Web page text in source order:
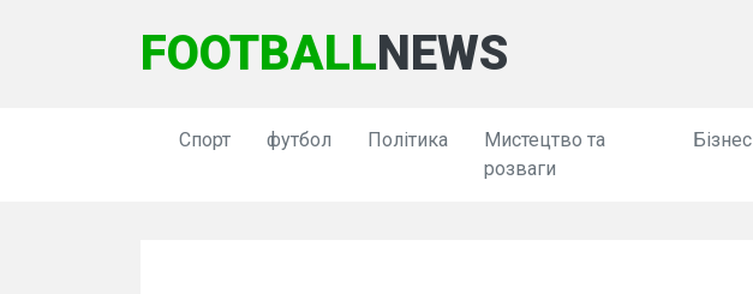
FOOTBALLNEWS
Спорт футбол Політика
Мистецтво та
розваги
Бізнес